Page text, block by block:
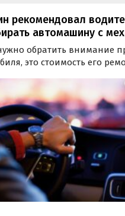
рекомендовал
автомашину с
обратить внимание
это стоимость его
Хресин, дав несколько
первой машины.